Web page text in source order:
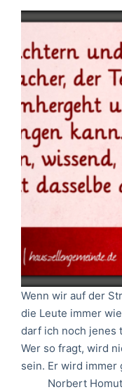
Wenn wir auf der
die Leute immer
darf ich noch jenes
Wer so fragt, wird
sein. Er wird immer
Norbert